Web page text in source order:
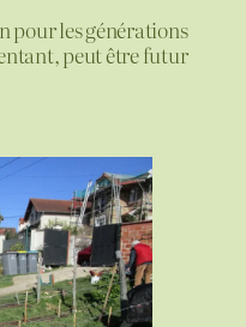
pour les générations
peut être futur